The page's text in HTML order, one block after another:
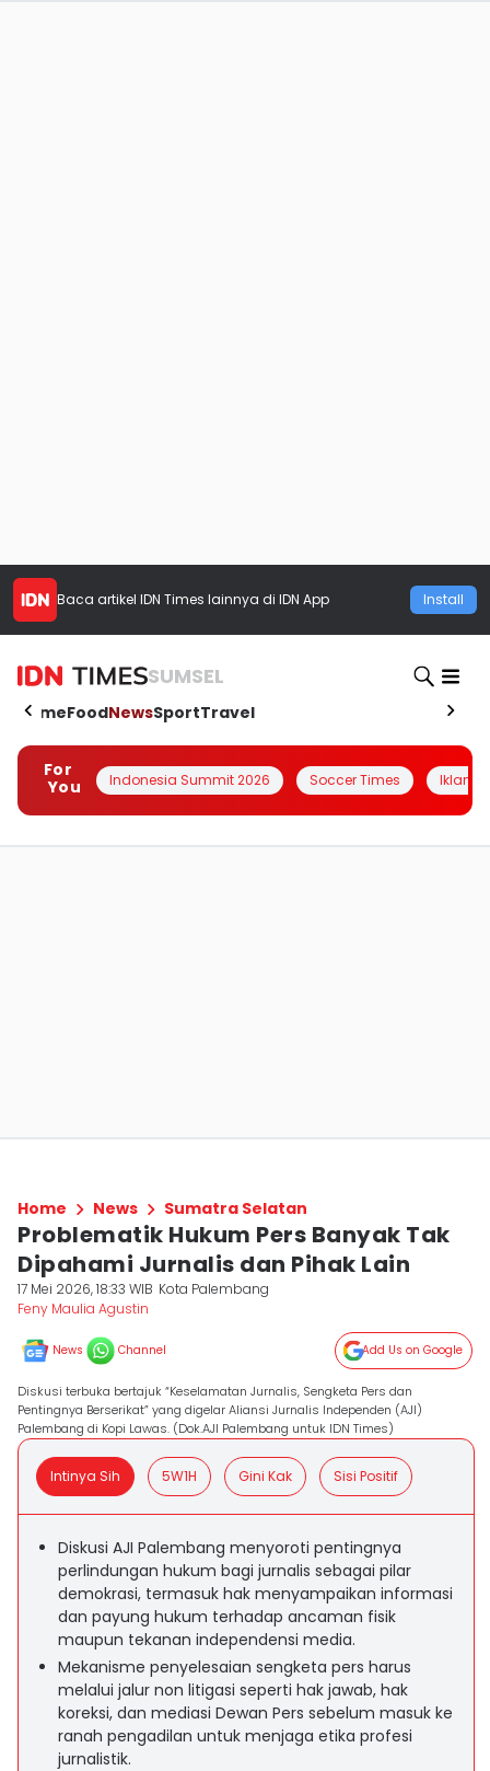
Baca artikel IDN Times lainnya di IDN App Install
SUMSEL
HomeFoodNewsSportTravel
For
You
Indonesia Summit 2026 Soccer Times Iklanin
Home News Sumatra Selatan
Problematik Hukum Pers Banyak Tak
Dipahami Jurnalis dan Pihak Lain
17 Mei 2026, 18:33 WIB Kota Palembang
Feny Maulia Agustin
News Channel Add Us on Google
Diskusi terbuka bertajuk “Keselamatan Jurnalis, Sengketa Pers dan
Pentingnya Berserikat” yang digelar Aliansi Jurnalis Independen (AJI)
Palembang di Kopi Lawas. (Dok.AJI Palembang untuk IDN Times)
Intinya Sih 5W1H Gini Kak Sisi Positif
Diskusi AJI Palembang menyoroti pentingnya
perlindungan hukum bagi jurnalis sebagai pilar
demokrasi, termasuk hak menyampaikan informasi
dan payung hukum terhadap ancaman fisik
maupun tekanan independensi media.
Mekanisme penyelesaian sengketa pers harus
melalui jalur non litigasi seperti hak jawab, hak
koreksi, dan mediasi Dewan Pers sebelum masuk ke
ranah pengadilan untuk menjaga etika profesi
jurnalistik.